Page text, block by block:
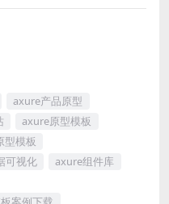
axure产品原型
axure原型模板
型模板
可视化
axure组件库